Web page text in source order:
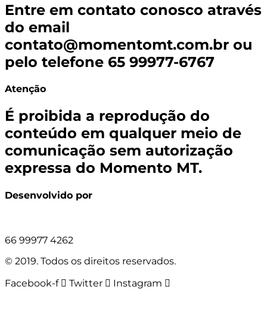
Entre em contato conosco através
do email
contato@momentomt.com.br ou
pelo telefone 65 99977-6767
Atenção
É proibida a reprodução do
conteúdo em qualquer meio de
comunicação sem autorização
expressa do Momento MT.
Desenvolvido por
66 99977 4262
© 2019. Todos os direitos reservados.
Facebook-f
Twitter Instagram